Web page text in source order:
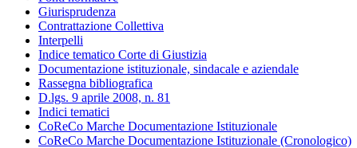
Giurisprudenza
Contrattazione Collettiva
Interpelli
Indice tematico Corte di Giustizia
Documentazione istituzionale, sindacale e aziendale
Rassegna bibliografica
D.lgs. 9 aprile 2008, n. 81
Indici tematici
CoReCo Marche Documentazione Istituzionale
CoReCo Marche Documentazione Istituzionale (Cronologico)